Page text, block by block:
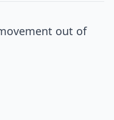
out of